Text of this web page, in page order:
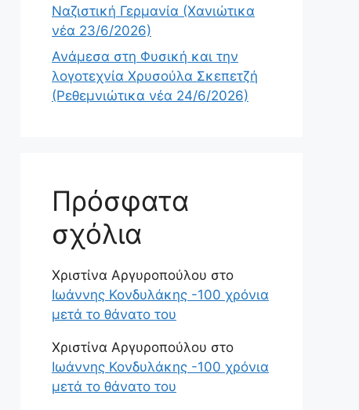
Ναζιστική Γερμανία (Χανιώτικα
νέα 23/6/2026)
Ανάμεσα στη Φυσική και την
λογοτεχνία Χρυσούλα Σκεπετζή
(Ρεθεμνιώτικα νέα 24/6/2026)
Πρόσφατα
σχόλια
Χριστίνα Αργυροπούλου στο
Ιωάννης Κονδυλάκης -100 χρόνια
μετά το θάνατο του
Χριστίνα Αργυροπούλου στο
Ιωάννης Κονδυλάκης -100 χρόνια
μετά το θάνατο του